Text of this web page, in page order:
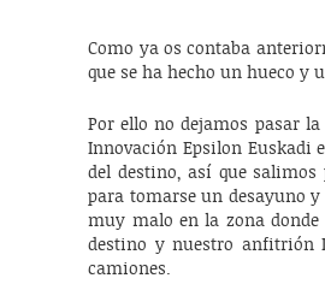
Como ya os contaba
que se ha hecho un hueco y
Por ello no dejamos pasar
Innovación Epsilon Euskadi
del destino, así que
para tomarse un desayuno
muy malo en la zona donde
destino y nuestro anfitrión
camiones.